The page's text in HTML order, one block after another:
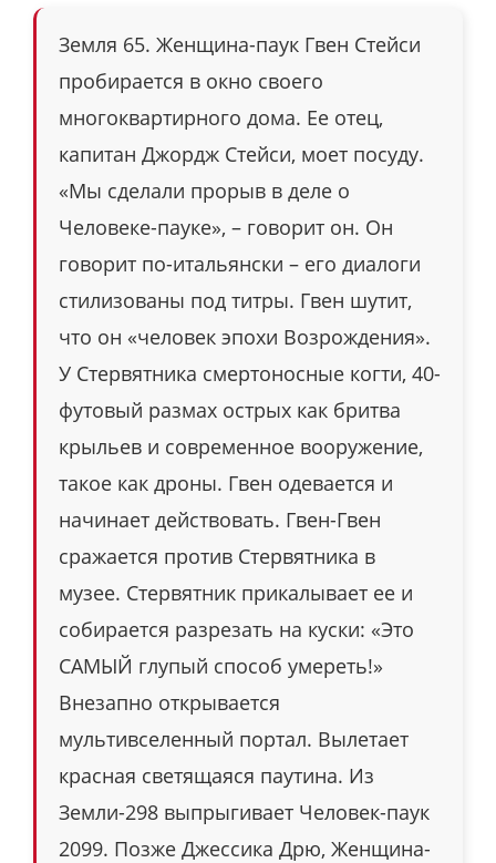
Земля 65. Женщина-паук Гвен Стейси
пробирается в окно своего
многоквартирного дома. Ее отец,
капитан Джордж Стейси, моет посуду.
«Мы сделали прорыв в деле о
Человеке-пауке», – говорит он. Он
говорит по-итальянски – его диалоги
стилизованы под титры. Гвен шутит,
что он «человек эпохи Возрождения».
У Стервятника смертоносные когти, 40-
футовый размах острых как бритва
крыльев и современное вооружение,
такое как дроны. Гвен одевается и
начинает действовать. Гвен-Гвен
сражается против Стервятника в
музее. Стервятник прикалывает ее и
собирается разрезать на куски: «Это
САМЫЙ глупый способ умереть!»
Внезапно открывается
мультивселенный портал. Вылетает
красная светящаяся паутина. Из
Земли-298 выпрыгивает Человек-паук
2099. Позже Джессика Дрю, Женщина-